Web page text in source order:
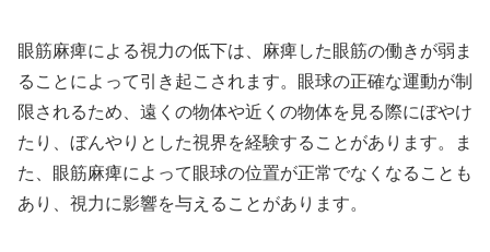
眼筋麻痺による視力の低下は、麻痺した眼筋の働きが弱ま
ることによって引き起こされます。眼球の正確な運動が制
限されるため、遠くの物体や近くの物体を見る際にぼやけ
たり、ぼんやりとした視界を経験することがあります。ま
た、眼筋麻痺によって眼球の位置が正常でなくなることも
あり、視力に影響を与えることがあります。